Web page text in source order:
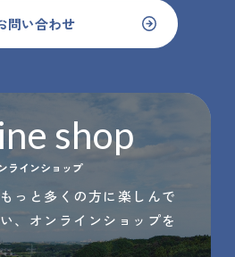
問い合わせ
shop
ラインショップ
っと多くの方に楽しんで
、オンラインショップを